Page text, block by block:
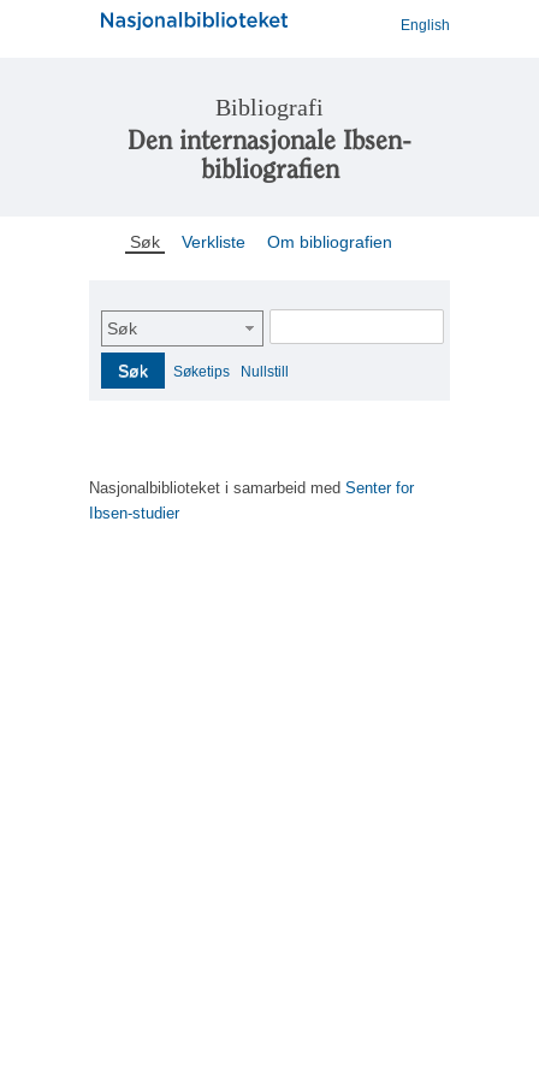
English
Bibliografi
Den internasjonale Ibsen-
bibliografien
Søk Verkliste Om bibliografien
Søk
Søk Søketips Nullstill
Nasjonalbiblioteket i samarbeid med Senter for
Ibsen-studier